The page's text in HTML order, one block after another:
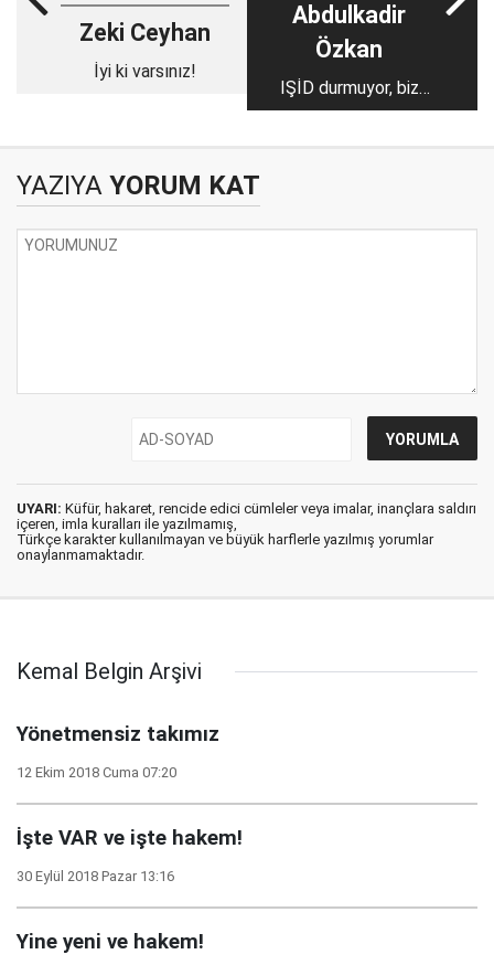
Zeki Ceyhan
İyi ki varsınız!
Abdulkadir
Özkan
IŞİD durmuyor, biz
niçin duruyoruz?
YAZIYA YORUM KAT
UYARI: Küfür, hakaret, rencide edici cümleler veya imalar, inançlara saldırı
içeren, imla kuralları ile yazılmamış,
Türkçe karakter kullanılmayan ve büyük harflerle yazılmış yorumlar
onaylanmamaktadır.
Kemal Belgin Arşivi
Yönetmensiz takımız
12 Ekim 2018 Cuma 07:20
İşte VAR ve işte hakem!
30 Eylül 2018 Pazar 13:16
Yine yeni ve hakem!